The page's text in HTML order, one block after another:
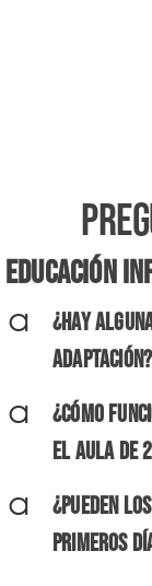
Educación
a
¿Hay
adaptación?
a
¿Cómo
el aula de 2
a
¿Pueden
primeros